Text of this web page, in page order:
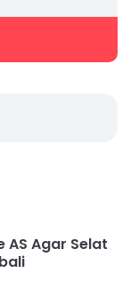
AS Agar Selat